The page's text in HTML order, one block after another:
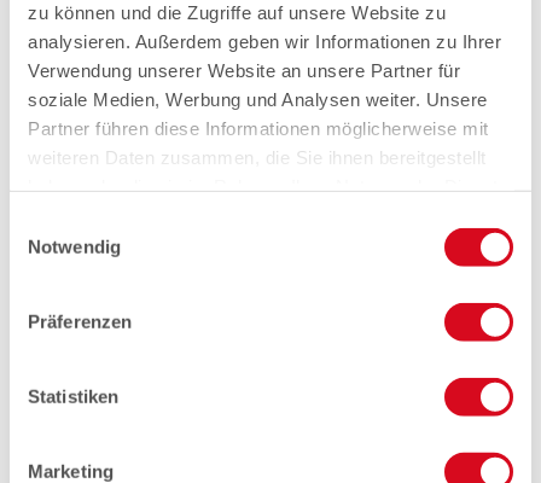
zu können und die Zugriffe auf unsere Website zu
analysieren. Außerdem geben wir Informationen zu Ihrer
Verwendung unserer Website an unsere Partner für
soziale Medien, Werbung und Analysen weiter. Unsere
Partner führen diese Informationen möglicherweise mit
weiteren Daten zusammen, die Sie ihnen bereitgestellt
Notwendig
Präferenzen
Statistiken
Marketing